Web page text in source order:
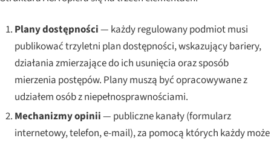
Plany dostępności— każdy regulowany podmiot musi
publikować trzyletni plan dostępności, wskazujący bariery,
działania zmierzające do ich usunięcia oraz sposób
mierzenia postępów. Plany muszą być opracowywane z
udziałem osób z niepełnosprawnościami.
Mechanizmy opinii— publiczne kanały (formularz
internetowy, telefon, e-mail), za pomocą których każdy może